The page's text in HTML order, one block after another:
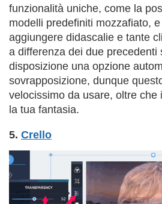
funzionalità uniche, come la
modelli predefiniti mozzafiato,
aggiungere didascalie e tante
a differenza dei due precedenti
disposizione una opzione
sovrapposizione, dunque
velocissimo da usare, oltre che
la tua fantasia.
5. Crello